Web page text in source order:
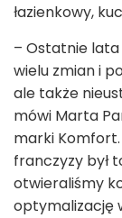
łazienkowy,
– Ostatnie
wielu zmian i
ale także
mówi Marta
marki
franczyzy był
otwieraliśmy
optymalizację